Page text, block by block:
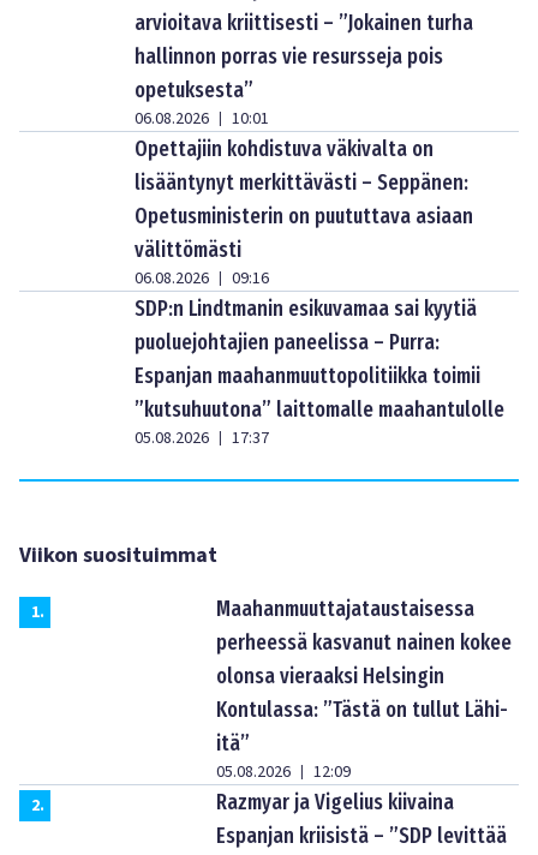
arvioitava kriittisesti – ”Jokainen turha
hallinnon porras vie resursseja pois
opetuksesta”
06.08.2026 | 10:01
Opettajiin kohdistuva väkivalta on
lisääntynyt merkittävästi – Seppänen:
Opetusministerin on puututtava asiaan
välittömästi
06.08.2026 | 09:16
SDP:n Lindtmanin esikuvamaa sai kyytiä
puoluejohtajien paneelissa – Purra:
Espanjan maahanmuuttopolitiikka toimii
”kutsuhuutona” laittomalle maahantulolle
05.08.2026 | 17:37
Viikon suosituimmat
1.
Maahanmuuttajataustaisessa
perheessä kasvanut nainen kokee
olonsa vieraaksi Helsingin
Kontulassa: ”Tästä on tullut Lähi-
itä”
05.08.2026 | 12:09
2.
Razmyar ja Vigelius kiivaina
Espanjan kriisistä – ”SDP levittää